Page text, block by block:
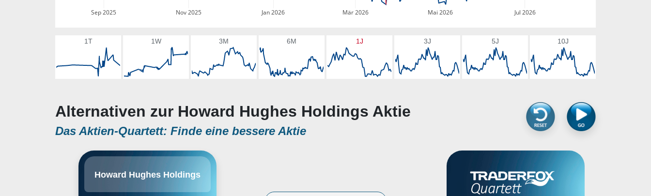
Sep 2025 Nov 2025 Jan 2026 Mär 2026 Mai 2026 Jul 2026
1T 1W 3M 6M 1J 3J 5J 10J
Alternativen zur Howard Hughes Holdings Aktie
Das Aktien-Quartett: Finde eine bessere Aktie
Howard Hughes Holdings
holding company. It operates
Operating Assets, MPCs, Strategic